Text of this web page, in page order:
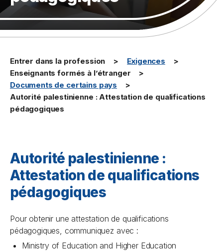
Entrer dans la profession
Exigences
Enseignants formés à l’étranger
Documents de certains pays
Autorité palestinienne : Attestation de qualifications
pédagogiques
Autorité palestinienne :
Attestation de qualifications
pédagogiques
Pour obtenir une attestation de qualifications
pédagogiques, communiquez avec :
Ministry of Education and Higher Education